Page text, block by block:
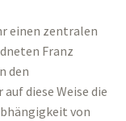
einen zentralen
Franz
den
diese Weise die
von